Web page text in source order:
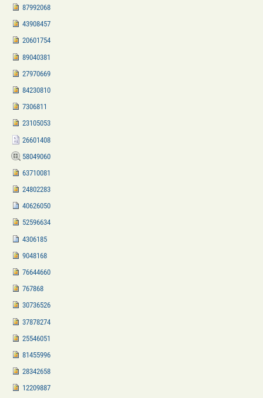
87992068
43908457
20601754
89040381
27970669
84230810
7306811
23105053
26601408
58049060
63710081
24802283
40626050
52596634
4306185
9048168
76644660
767868
30736526
37878274
25546051
81455996
28342658
12209887